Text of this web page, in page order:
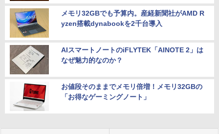
メモリ32GBでも予算内。産経新聞社がAMD R
yzen搭載dynabookを2千台導入
AIスマートノートのiFLYTEK「AINOTE 2」は
なぜ魅力的なのか？
お値段そのままでメモリ倍増！メモリ32GBの
「お得なゲーミングノート」